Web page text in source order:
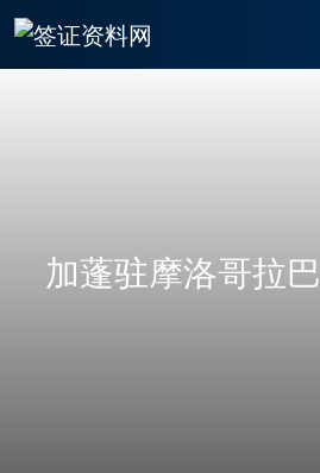
加蓬驻摩洛哥拉